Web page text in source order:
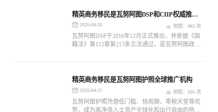
费用上调2万美元。
精英商务移民是瓦努阿图DSP和CIIP权威推广
机构2026-04-26 浏览：483 次
瓦努阿图DSP于‌2016年12月‌正式推出，并依据《国
籍法》第112章第215条立法通过‌。是瓦努阿图政府
精英商务移民是瓦努阿图护照全球推广机构
2026-04-21 浏览：504 次
瓦努阿图护照凭借低门槛、快周期、零税天堂等优
势，成为高净值人士资产全球化和出行自由的热门